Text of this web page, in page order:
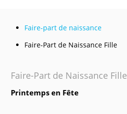
Faire-part de naissance
Faire-Part de Naissance Fille
Faire-Part de Naissance Fille
Printemps en Fête